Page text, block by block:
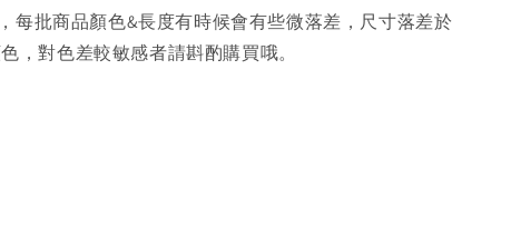
批商品顏色&長度有時候會有些微落差，尺寸落差於
，對色差較敏感者請斟酌購買哦。